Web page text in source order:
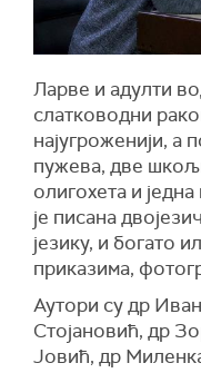
Ларве и адулти
слатководни
најугроженији, а
пужева, две
олигохета и
је писана
језику, и богато
приказима,
Аутори су др
Стојановић, др
Јовић, др